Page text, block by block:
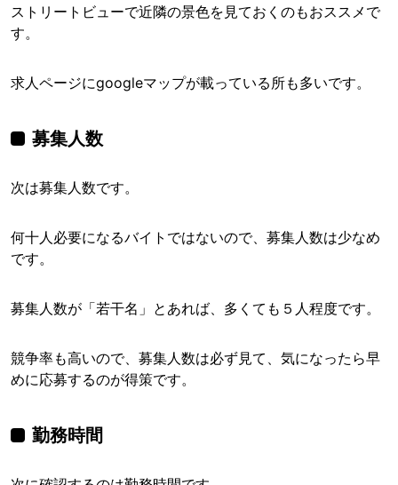
ストリートビューで近隣の景色を見ておくのもおススメで
す。
求人ページにgoogleマップが載っている所も多いです。
募集人数
次は募集人数です。
何十人必要になるバイトではないので、募集人数は少なめ
です。
募集人数が「若干名」とあれば、多くても５人程度です。
競争率も高いので、募集人数は必ず見て、気になったら早
めに応募するのが得策です。
勤務時間